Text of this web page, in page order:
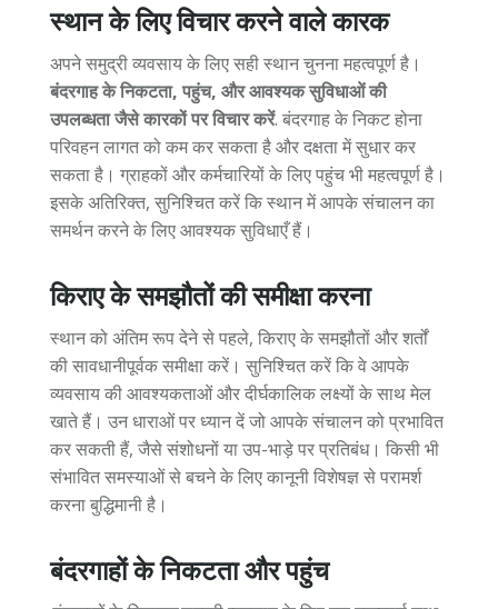
स्थान के लिए विचार करने वाले कारक
अपने समुद्री व्यवसाय के लिए सही स्थान चुनना महत्वपूर्ण है।
बंदरगाह के निकटता, पहुंच, और आवश्यक सुविधाओं की
उपलब्धता जैसे कारकों पर विचार करें. बंदरगाह के निकट होना
परिवहन लागत को कम कर सकता है और दक्षता में सुधार कर
सकता है। ग्राहकों और कर्मचारियों के लिए पहुंच भी महत्वपूर्ण है।
इसके अतिरिक्त, सुनिश्चित करें कि स्थान में आपके संचालन का
समर्थन करने के लिए आवश्यक सुविधाएँ हैं।
किराए के समझौतों की समीक्षा करना
स्थान को अंतिम रूप देने से पहले, किराए के समझौतों और शर्तों
की सावधानीपूर्वक समीक्षा करें। सुनिश्चित करें कि वे आपके
व्यवसाय की आवश्यकताओं और दीर्घकालिक लक्ष्यों के साथ मेल
खाते हैं। उन धाराओं पर ध्यान दें जो आपके संचालन को प्रभावित
कर सकती हैं, जैसे संशोधनों या उप-भाड़े पर प्रतिबंध। किसी भी
संभावित समस्याओं से बचने के लिए कानूनी विशेषज्ञ से परामर्श
करना बुद्धिमानी है।
बंदरगाहों के निकटता और पहुंच